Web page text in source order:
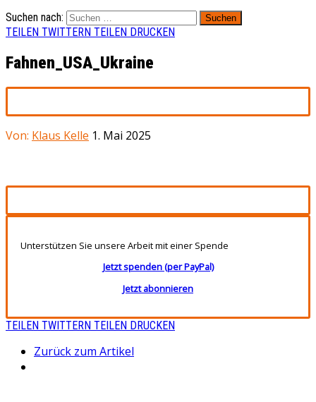
Suchen nach:
TEILEN TWITTERN TEILEN DRUCKEN
Fahnen_USA_Ukraine
Von: Klaus Kelle 1. Mai 2025
Unterstützen Sie unsere Arbeit mit einer Spende
Jetzt spenden (per PayPal)
Jetzt abonnieren
TEILEN TWITTERN TEILEN DRUCKEN
Zurück zum Artikel